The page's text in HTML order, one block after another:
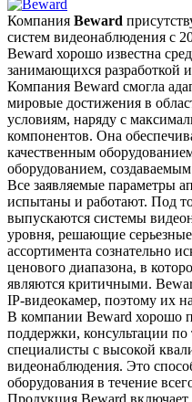
Компания Beward
систем видеонаблюдения с
Beward хорошо известна
занимающихся разработкой
Компания Beward смогла
мировые достижения в
условиям, наряду с
компонентов. Она
качественным
оборудованием,
Все заявляемые параметры
испытаны и работают. Под
выпускаются системы
уровня, решающие
ассортимента сознательно
ценового диапазона, в
являются критичными.
IP-видеокамер, поэтому их
В компании Beward хорошо
поддержки, консультации
специалисты с высокой
видеонаблюдения. Это
оборудования в течение